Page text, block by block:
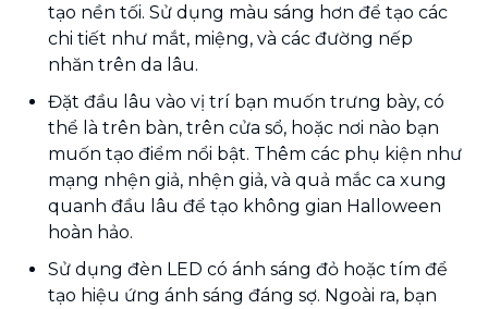
tạo nền tối. Sử dụng màu sáng hơn để tạo các
chi tiết như mắt, miệng, và các đường nếp
nhăn trên da lâu.
Đặt đầu lâu vào vị trí bạn muốn trưng bày, có
thể là trên bàn, trên cửa sổ, hoặc nơi nào bạn
muốn tạo điểm nổi bật. Thêm các phụ kiện như
mạng nhện giả, nhện giả, và quả mắc ca xung
quanh đầu lâu để tạo không gian Halloween
hoàn hảo.
Sử dụng đèn LED có ánh sáng đỏ hoặc tím để
tạo hiệu ứng ánh sáng đáng sợ. Ngoài ra, bạn